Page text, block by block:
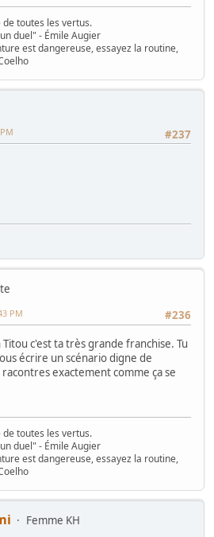
toutes les vertus.
duel" - Émile Augier
est dangereuse, essayez la routine,
#237
#236
PM
c'est ta très grande franchise. Tu
écrire un scénario digne de
exactement comme ça se
toutes les vertus.
duel" - Émile Augier
est dangereuse, essayez la routine,
Femme KH